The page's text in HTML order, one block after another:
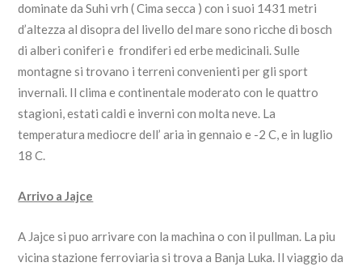
dominate da Suhi vrh ( Cima secca ) con i suoi 1431 metri
d’altezza al disopra del livello del mare sono ricche di bosch
di alberi coniferi e frondiferi ed erbe medicinali. Sulle
montagne si trovano i terreni convenienti per gli sport
invernali. Il clima e continentale moderato con le quattro
stagioni, estati caldi e inverni con molta neve. La
temperatura mediocre dell’ aria in gennaio e -2 C, e in luglio
18 C.
Arrivo a Jajce
A Jajce si puo arrivare con la machina o con il pullman. La piu
vicina stazione ferroviaria si trova a Banja Luka. Il viaggio da